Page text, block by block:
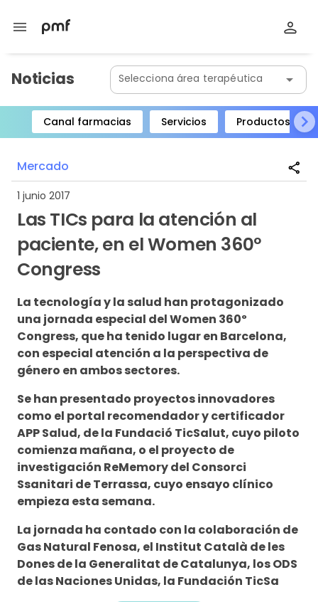
menu
Noticias Selecciona área terapéutica arrow_drop_down
Canal farmacias Servicios
Productos
Item
of
8
Mercado share
1 junio 2017
Las TICs para la atención al
paciente, en el Women 360º
Congress
La tecnología y la salud han protagonizado
una jornada especial del Women 360º
Congress, que ha tenido lugar en Barcelona,
con especial atención a la perspectiva de
género en ambos sectores.
Se han presentado proyectos innovadores
como el portal recomendador y certificador
APP Salud, de la Fundació TicSalut, cuyo piloto
comienza mañana, o el proyecto de
investigación ReMemory del Consorci
Ssanitari de Terrassa, cuyo ensayo clínico
empieza esta semana.
La jornada ha contado con la colaboración de
Gas Natural Fenosa, el Institut Català de les
Dones de la Generalitat de Catalunya, los ODS
de las Naciones Unidas, la Fundación TicSa